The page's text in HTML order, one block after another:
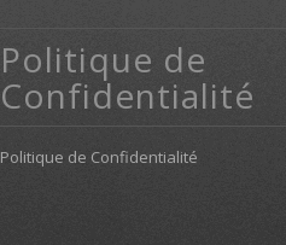
Politique de
Confidentialité
Politique de Confidentialité